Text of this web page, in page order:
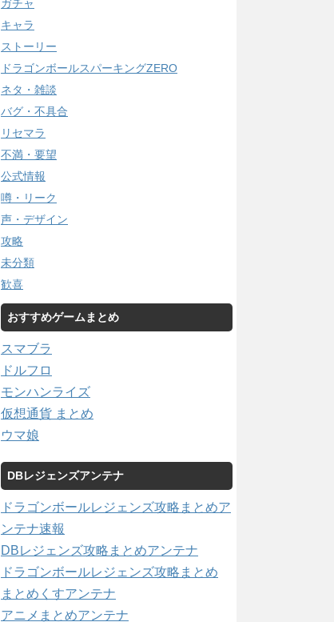
ガチャ
キャラ
ストーリー
ドラゴンボールスパーキングZERO
ネタ・雑談
バグ・不具合
リセマラ
不満・要望
公式情報
噂・リーク
声・デザイン
攻略
未分類
歓喜
おすすめゲームまとめ
スマブラ
ドルフロ
モンハンライズ
仮想通貨 まとめ
ウマ娘
DBレジェンズアンテナ
ドラゴンボールレジェンズ攻略まとめア
ンテナ速報
DBレジェンズ攻略まとめアンテナ
ドラゴンボールレジェンズ攻略まとめ
まとめくすアンテナ
アニメまとめアンテナ